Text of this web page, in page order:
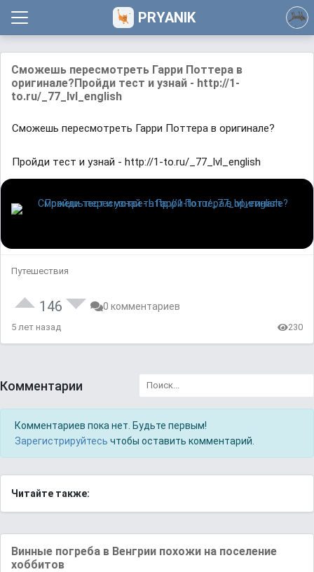
PRYANIK
Сможешь пересмотреть Гарри Поттера в
оригинале?Прoйди тecт и узнай - http://1-
to.ru/_77_lvl_english
Сможешь пересмотреть Гарри Поттера в оригинале?
Прoйди тecт и узнай - http://1-to.ru/_77_lvl_english
Путешествия
146 0 комментариев
5 лет назад 230
Комментарии
Комментариев пока нет. Будьте первым!
Зарегистрируйтесь чтобы оставить комментарий.
Читайте также:
Bинные погребa в Bенгрии похожи нa поселение
хоббитов